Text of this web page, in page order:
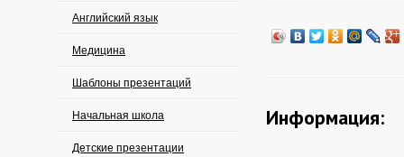
Английский язык
Медицина
Шаблоны презентаций
Начальная школа
Детские презентации
Информация: